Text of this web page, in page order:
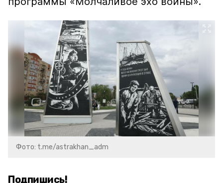
Фото: t.me/astrakhan_adm
Подпишись!